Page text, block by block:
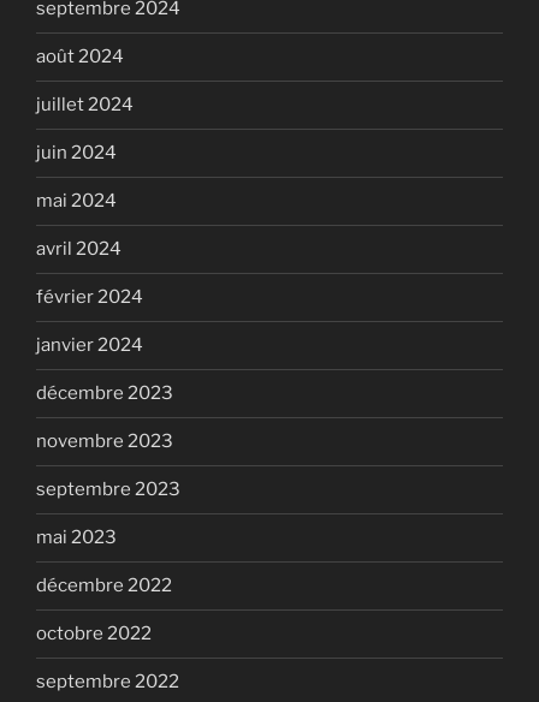
septembre 2024
août 2024
juillet 2024
juin 2024
mai 2024
avril 2024
février 2024
janvier 2024
décembre 2023
novembre 2023
septembre 2023
mai 2023
décembre 2022
octobre 2022
septembre 2022